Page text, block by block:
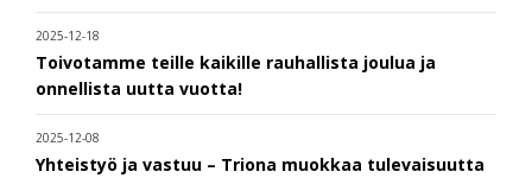
2025-12-18
Toivotamme teille kaikille rauhallista joulua ja
onnellista uutta vuotta!
2025-12-08
Yhteistyö ja vastuu – Triona muokkaa tulevaisuutta